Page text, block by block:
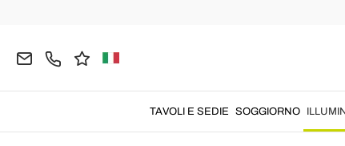
TAVOLI E SEDIE SOGGIORNO